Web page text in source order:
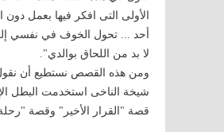
الأولى التى افكر فيها بعمل
أحد ... تحول الخوف في نفسي
لا بد من اللحاق بوالدي".
ومن هذه القصص نستطيع أن نقول
شيخة الناخى استخدمت البطل
قصة "القرار الأخير" وقصة